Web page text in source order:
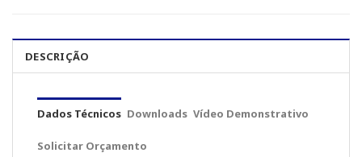
DESCRIÇÃO
Dados Técnicos Downloads Vídeo Demonstrativo
Solicitar Orçamento